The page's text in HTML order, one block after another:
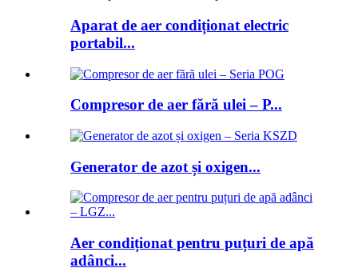
Aparat de aer condiționat electric
portabil...
Compresor de aer fără ulei – P...
Generator de azot și oxigen...
Aer condiționat pentru puțuri de apă
adânci...